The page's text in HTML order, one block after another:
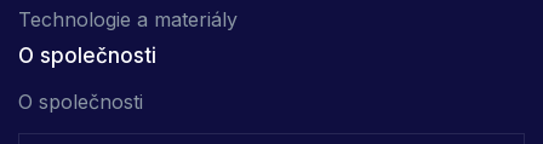
Technologie a materiály
O společnosti
O společnosti